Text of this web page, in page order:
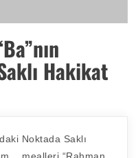
Hakikat
Noktada Saklı
mealleri “Rahman